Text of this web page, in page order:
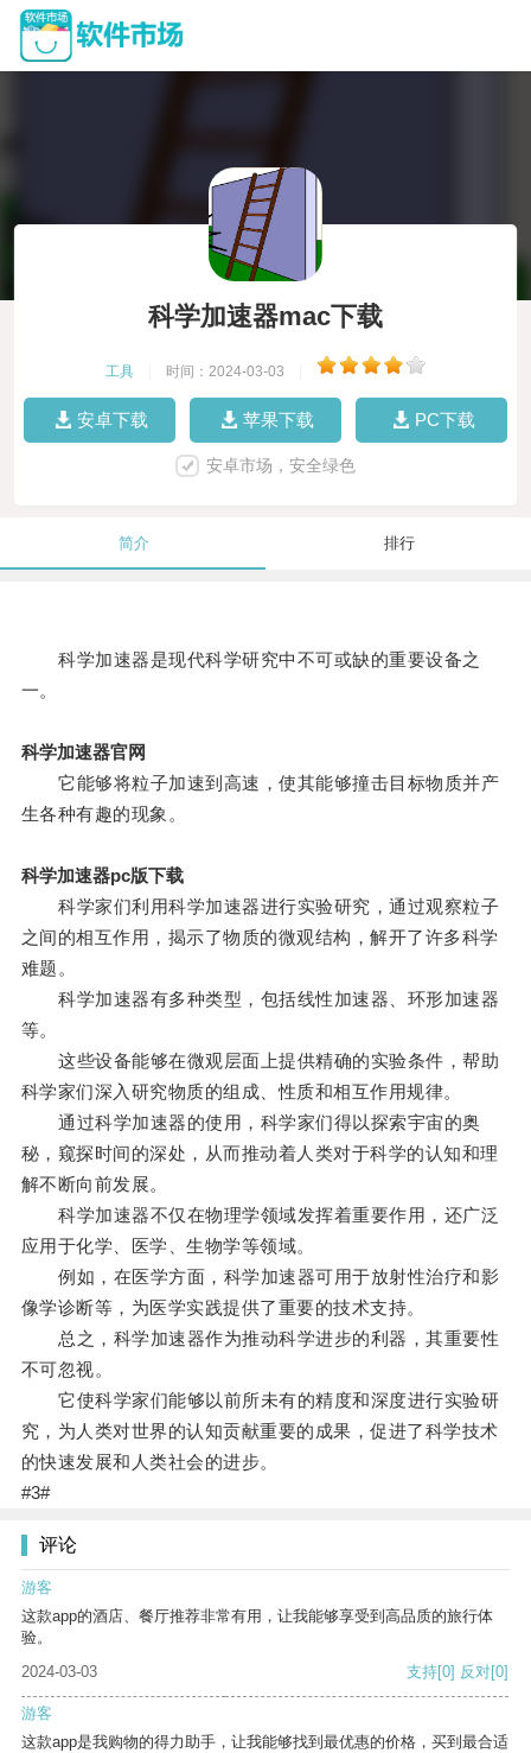
科学加速器mac下载
工具 时间：2024-03-03
安卓下载 苹果下载 PC下载
安卓市场，安全绿色
简介 排行
科学加速器是现代科学研究中不可或缺的重要设备之
一。
科学加速器官网
它能够将粒子加速到高速，使其能够撞击目标物质并产
生各种有趣的现象。
科学加速器pc版下载
科学家们利用科学加速器进行实验研究，通过观察粒子
之间的相互作用，揭示了物质的微观结构，解开了许多科学
难题。
科学加速器有多种类型，包括线性加速器、环形加速器
等。
这些设备能够在微观层面上提供精确的实验条件，帮助
科学家们深入研究物质的组成、性质和相互作用规律。
通过科学加速器的使用，科学家们得以探索宇宙的奥
秘，窥探时间的深处，从而推动着人类对于科学的认知和理
解不断向前发展。
科学加速器不仅在物理学领域发挥着重要作用，还广泛
应用于化学、医学、生物学等领域。
例如，在医学方面，科学加速器可用于放射性治疗和影
像学诊断等，为医学实践提供了重要的技术支持。
总之，科学加速器作为推动科学进步的利器，其重要性
不可忽视。
它使科学家们能够以前所未有的精度和深度进行实验研
究，为人类对世界的认知贡献重要的成果，促进了科学技术
的快速发展和人类社会的进步。
#3#
评论
游客
这款app的酒店、餐厅推荐非常有用，让我能够享受到高品质的旅行体
验。
2024-03-03
支持[0] 反对[0]
游客
这款app是我购物的得力助手，让我能够找到最优惠的价格，买到最合适